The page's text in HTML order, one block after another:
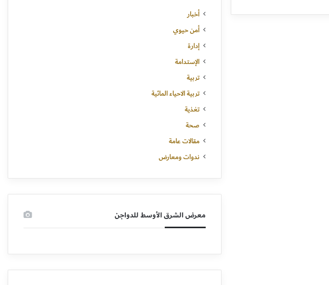
أخبار
أمن حيوي
إدارة
الإستدامة
تربية
تربية الاحياء المائية
تغذية
صحة
مقالات عامة
ندوات ومعارض
معرض الشرق الأوسط للدواجن